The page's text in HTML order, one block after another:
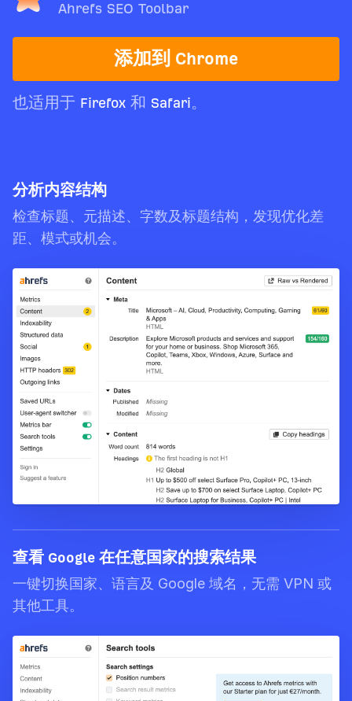
Ahrefs SEO Toolbar
添加到 Chrome
也适用于 Firefox 和 Safari。
分析内容结构
检查标题、元描述、字数及标题结构，发现优化差
距、模式或机会。
查看 Google 在任意国家的搜索结果
一键切换国家、语言及 Google 域名，无需 VPN 或
其他工具。